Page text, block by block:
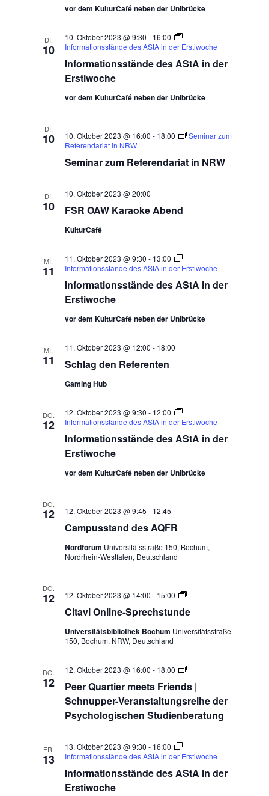
vor dem KulturCafé neben der Unibrücke
DI.
10
Informationsstände des AStA in der
Erstiwoche
10. Oktober 2023 @ 9:30 - 16:00
Informationsstände des AStA in der Erstiwoche
vor dem KulturCafé neben der Unibrücke
DI.
10
Seminar zum Referendariat in NRW
10. Oktober 2023 @ 16:00 - 18:00
Seminar zum
Referendariat in NRW
DI.
10 FSR OAW Karaoke Abend
10. Oktober 2023 @ 20:00
KulturCafé
MI.
11
Informationsstände des AStA in der
Erstiwoche
11. Oktober 2023 @ 9:30 - 13:00
Informationsstände des AStA in der Erstiwoche
vor dem KulturCafé neben der Unibrücke
MI.
11 Schlag den Referenten
11. Oktober 2023 @ 12:00 - 18:00
Gaming Hub
DO.
12
Informationsstände des AStA in der
Erstiwoche
12. Oktober 2023 @ 9:30 - 12:00
Informationsstände des AStA in der Erstiwoche
vor dem KulturCafé neben der Unibrücke
DO.
12
Campusstand des AQFR
12. Oktober 2023 @ 9:45 - 12:45
Nordforum Universitätsstraße 150, Bochum,
Nordrhein-Westfalen, Deutschland
DO.
12
Citavi Online-Sprechstunde
12. Oktober 2023 @ 14:00 - 15:00
Citavi
Sprechstunde
Universitätsbibliothek Bochum Universitätsstraße
150, Bochum, NRW, Deutschland
DO.
12
Peer Quartier meets Friends |
Schnupper-Veranstaltungsreihe der
Psychologischen Studienberatung
12. Oktober 2023 @ 16:00 - 18:00
Peer
meets
Friends
|
Schnupper-
Studienberatung
FR.
13
Informationsstände des AStA in der
Erstiwoche
13. Oktober 2023 @ 9:30 - 16:00
Informationsstände des AStA in der Erstiwoche